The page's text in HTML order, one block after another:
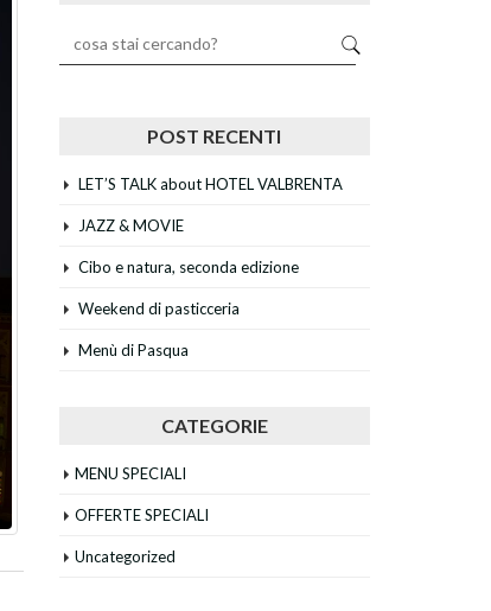
POST RECENTI
LET’S TALK about HOTEL VALBRENTA
JAZZ & MOVIE
Cibo e natura, seconda edizione
Weekend di pasticceria
Menù di Pasqua
CATEGORIE
MENU SPECIALI
OFFERTE SPECIALI
Uncategorized